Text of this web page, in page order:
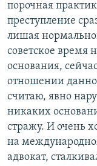
порочная
преступление
лишая
советское время
основания,
отношении
считаю, явно
никаких
стражу. И очень
на
адвокат,